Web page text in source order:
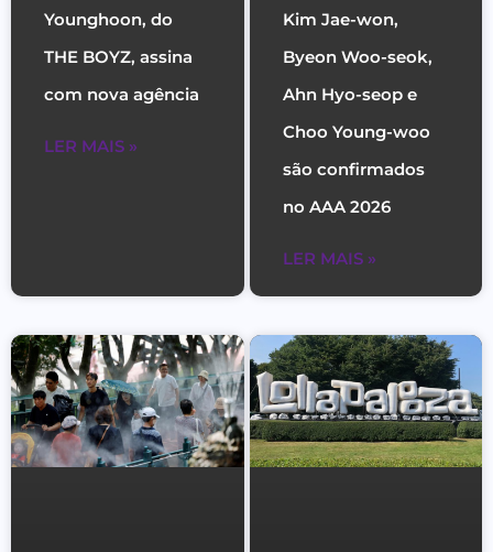
Younghoon, do
THE BOYZ, assina
com nova agência
LER MAIS »
Kim Jae-won,
Byeon Woo-seok,
Ahn Hyo-seop e
Choo Young-woo
são confirmados
no AAA 2026
LER MAIS »